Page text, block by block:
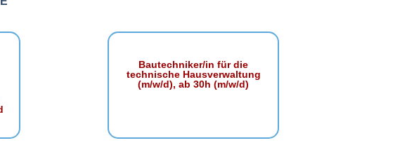
Bautechniker/in für die
technische Hausverwaltung
(m/w/d), ab 30h (m/w/d)